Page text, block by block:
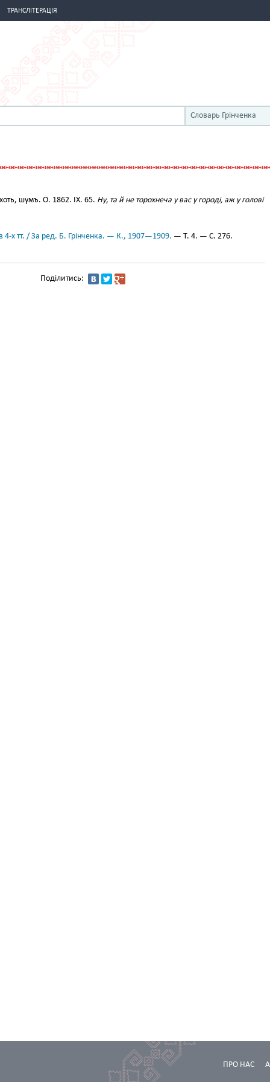
ТРАНСЛІТЕРАЦІЯ
Словарь Грінченка
шумъ. О. 1862. IX. 65. Ну, та й не торохнеча у вас у городі, аж у голові
4-х тт. / За ред. Б. Грінченка. — К., 1907—1909. — Т. 4. — С. 276.
Поділитись:
ПРО НАС